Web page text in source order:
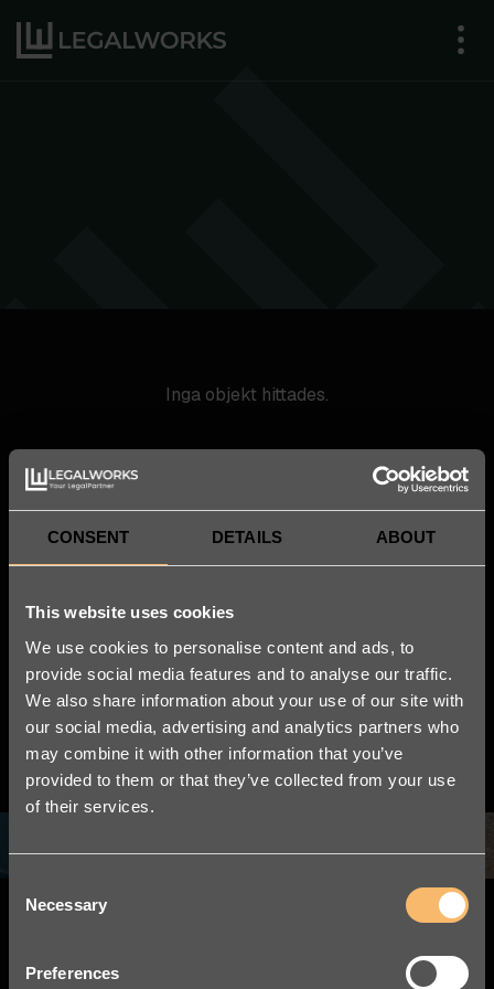
CONSENT DETAILS ABOUT
This website uses cookies
We use cookies to personalise content and ads, to
provide social media features and to analyse our traffic.
We also share information about your use of our site with
our social media, advertising and analytics partners who
may combine it with other information that you’ve
provided to them or that they’ve collected from your use
of their services.
Selection
Necessary
Preferences
Inga objekt hittades.
Vi är grundare av
Nordic Legal Tech
Day
Det ledande Legal Tech-evenemanget i Norden.
LÄS MER